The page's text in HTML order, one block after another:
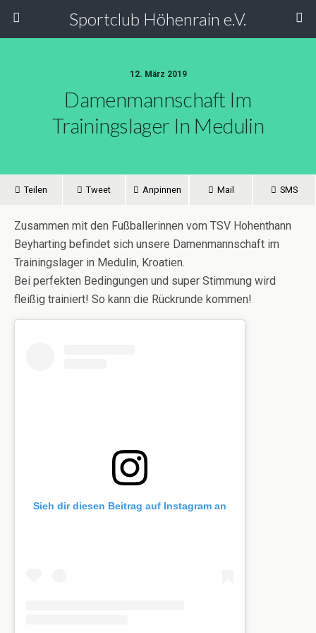
Sportclub Höhenrain e.V.
12. März 2019
Damenmannschaft Im
Trainingslager In Medulin
Teilen Tweet Anpinnen Mail SMS
Zusammen mit den Fußballerinnen vom TSV Hohenthann
Beyharting befindet sich unsere Damenmannschaft im
Trainingslager in Medulin, Kroatien.
Bei perfekten Bedingungen und super Stimmung wird
fleißig trainiert! So kann die Rückrunde kommen!
Sieh dir diesen Beitrag auf Instagram an